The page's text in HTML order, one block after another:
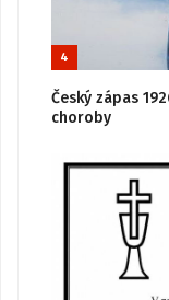
4
Český zápas
choroby